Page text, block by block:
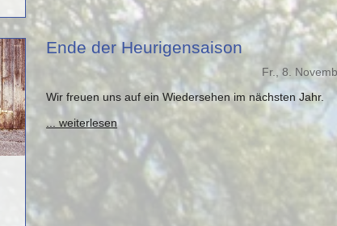
Ende der Heurigensaison
Fr., 8.
Wir freuen uns auf ein Wiedersehen im nächsten Jahr.
... weiterlesen